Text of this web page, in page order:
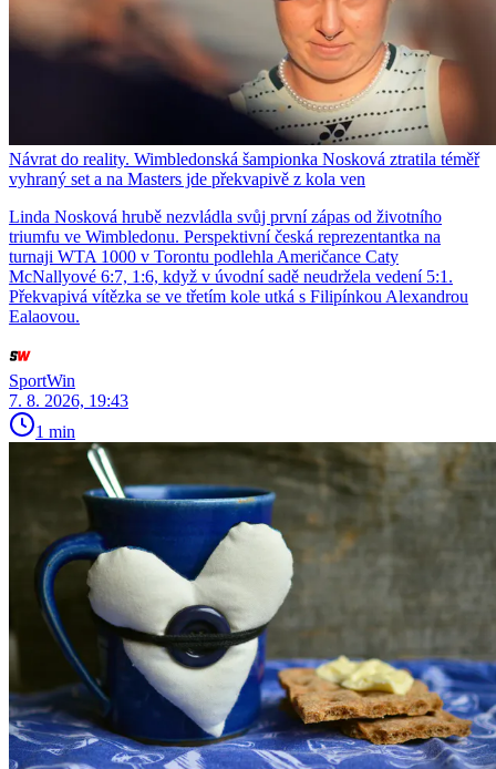
Návrat do reality. Wimbledonská šampionka Nosková ztratila téměř
vyhraný set a na Masters jde překvapivě z kola ven
Linda Nosková hrubě nezvládla svůj první zápas od životního
triumfu ve Wimbledonu. Perspektivní česká reprezentantka na
turnaji WTA 1000 v Torontu podlehla Američance Caty
McNallyové 6:7, 1:6, když v úvodní sadě neudržela vedení 5:1.
Překvapivá vítězka se ve třetím kole utká s Filipínkou Alexandrou
Ealaovou.
SportWin
7. 8. 2026, 19:43
1 min